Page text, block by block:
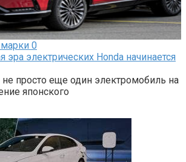
0
эра электрических Honda начинается
не просто еще один электромобиль на
японского